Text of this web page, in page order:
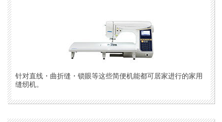
针对直线・曲折缝・锁眼等这些简便机能都可居家进行的家用
缝纫机。